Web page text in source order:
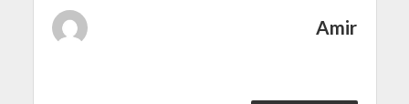
Amir